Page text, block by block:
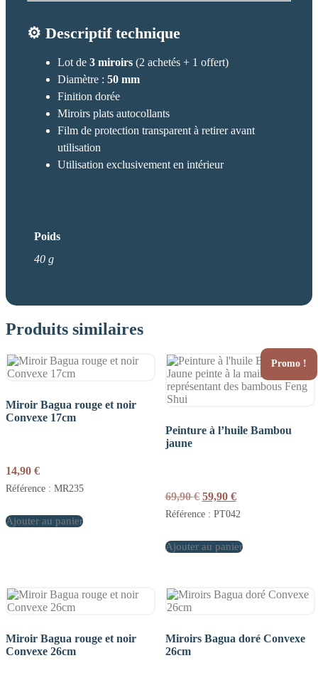
⚙️ Descriptif technique
Lot de3 miroirs (2 achetés + 1 offert)
Diamètre :50 mm
Finition dorée
Miroirs plats autocollants
Film de protection transparent à retirer avant
utilisation
Utilisation exclusivement en intérieur
Poids
40 g
Produits similaires
Miroir Bagua rouge et noir
Convexe 17cm
14,90 €
Référence : MR235
Ajouter au panier
Promo !
Peinture à l’huile Bambou
jaune
69,90€ Le
prix
initial
69,90 €.
59,90 €Le
prix
actuel
59,90 €.
Référence : PT042
Ajouter au panier
Miroir Bagua rouge et noir
Convexe 26cm
Miroirs Bagua doré Convexe
26cm